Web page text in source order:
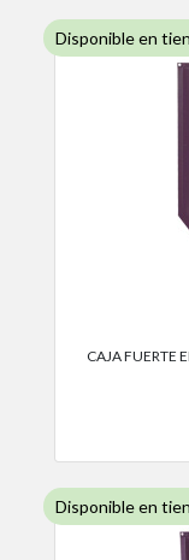
Disponible en
CAJA FUERTE
Disponible en